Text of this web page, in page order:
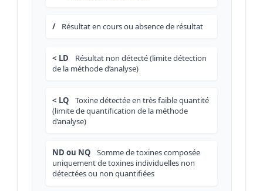
/ Résultat en cours ou absence de résultat
< LD
Résultat non détecté (limite détection
de la méthode d’analyse)
< LQ
Toxine détectée en très faible quantité
(limite de quantification de la méthode
d’analyse)
ND ou NQ
Somme de toxines composée
uniquement de toxines individuelles non
détectées ou non quantifiées